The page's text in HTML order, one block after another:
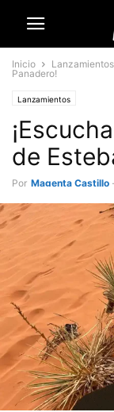
Inicio Lanzamientos
Panadero!
Lanzamientos
de
Por Magenta Castillo